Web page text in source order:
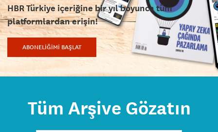
HBR Türkiye içeriğine bir yıl boyunca tüm
platformlardan erişin!
ABONELİĞİMİ BAŞLAT
Tüm Arşive Gözatın